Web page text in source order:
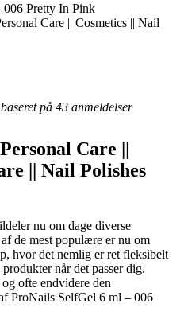
Pretty In Pink
Care || Cosmetics || Nail
på 43 anmeldelser
Care ||
|| Nail Polishes
nu om dage diverse
de mest populære er nu om
hvor det nemlig er ret fleksibelt
når det passer dig.
ofte endvidere den
ProNails SelfGel 6 ml – 006